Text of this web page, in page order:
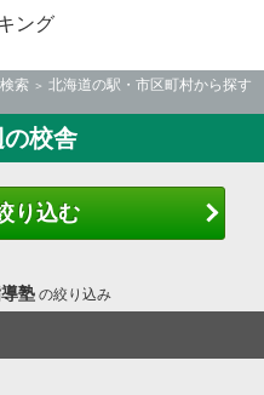
ング
索
北海道の駅・市区町村から探す
校舎
り込む
塾の絞り込み